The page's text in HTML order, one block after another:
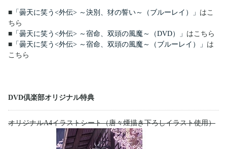
■ 「曇天に笑う<外伝> ～決別、犲の誓い～（ブルーレイ）」 はこ
ちら
■ 「曇天に笑う<外伝> ～宿命、双頭の風魔～（DVD）」 はこちら
■ 「曇天に笑う<外伝> ～宿命、双頭の風魔～（ブルーレイ）」 は
こちら
DVD倶楽部オリジナル特典
オリジナルA4イラストシート（唐々煙描き下ろしイラスト使用）